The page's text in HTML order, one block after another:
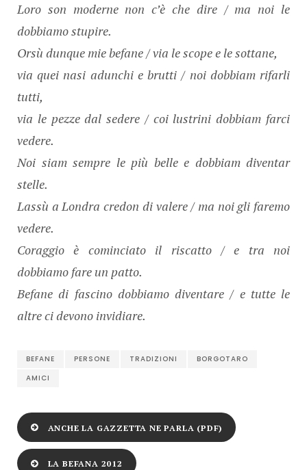
Loro son moderne non c’è che dire / ma noi le
dobbiamo stupire.
Orsù dunque mie befane / via le scope e le sottane,
via quei nasi adunchi e brutti / noi dobbiam rifarli
tutti,
via le pezze dal sedere / coi lustrini dobbiam farci
vedere.
Noi siam sempre le più belle e dobbiam diventar
stelle.
Lassù a Londra credon di valere / ma noi gli faremo
vedere.
Coraggio è cominciato il riscatto / e tra noi
dobbiamo fare un patto.
Befane di fascino dobbiamo diventare / e tutte le
altre ci devono invidiare.
BEFANE PERSONE TRADIZIONI
BORGOTARO
AMICI
ANCHE LA GAZZETTA NE PARLA (PDF)
LA BEFANA 2012